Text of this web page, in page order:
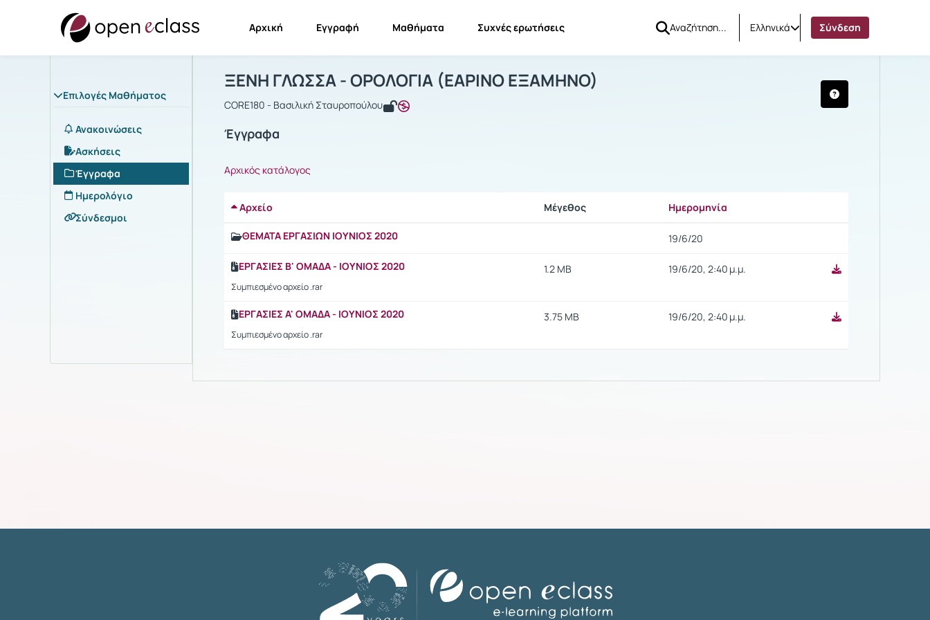
Αρχική Εγγραφή Μαθήματα Συχνές ερωτήσεις Ελληνικά Σύνδεση
Επιλογές Μαθήματος
Ανακοινώσεις
Ασκήσεις
Έγγραφα
Ημερολόγιο
Σύνδεσμοι
Μάθημα : ΞΕΝΗ ΓΛΩΣΣΑ - ΟΡΟΛΟΓΙΑ (ΕΑΡΙΝΟ ΕΞΑΜΗΝΟ)
ΞΕΝΗ ΓΛΩΣΣΑ - ΟΡΟΛΟΓΙΑ (ΕΑΡΙΝΟ ΕΞΑΜΗΝΟ)
CORE180 - Βασιλική Σταυροπούλου
Έγγραφα
Αρχικός κατάλογος
Αρχείο Μέγεθος Ημερομηνία
ΘΕΜΑΤΑ ΕΡΓΑΣΙΩΝ ΙΟΥΝΙΟΣ 2020
19/6/20
ΕΡΓΑΣΙΕΣ B' ΟΜΑΔΑ - ΙΟΥΝΙΟΣ 2020
Συμπιεσμένο αρχείο .rar
1.2 MB 19/6/20, 2:40 μ.μ.
ΕΡΓΑΣΙΕΣ Α' ΟΜΑΔΑ - ΙΟΥΝΙΟΣ 2020
Συμπιεσμένο αρχείο .rar
3.75 MB 19/6/20, 2:40 μ.μ.